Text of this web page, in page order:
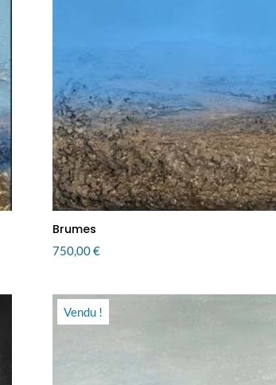
Brumes
750,00€
Vendu !